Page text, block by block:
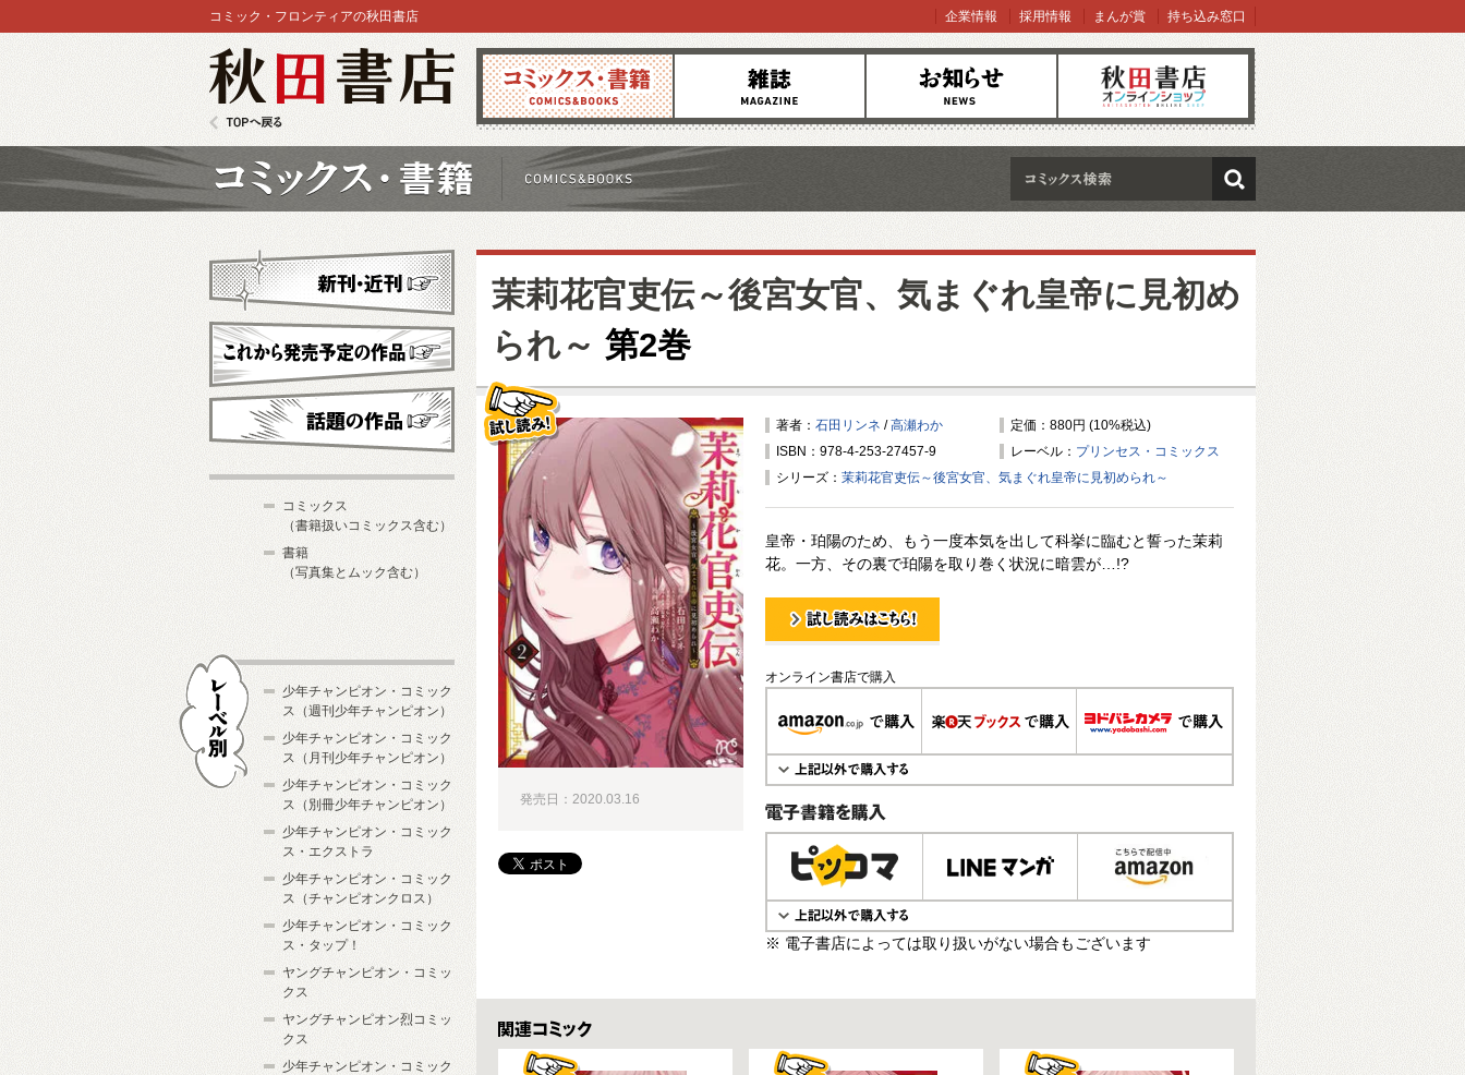
コミックス 雑誌 お知らせ オンラインショップ
コミック・フロンティアの秋田書店 企業情報 採用情報 まんが賞 持ち込み窓口
検索
茉莉花官吏伝～後宮女官、気まぐれ皇帝に見初め
られ～ 第2巻
著者： 石田リンネ /高瀬わか
定価：880円 (10%税込)
ISBN：978-4-253-27457-9
レーベル： プリンセス・コミックス
シリーズ： 茉莉花官吏伝～後宮女官、気まぐれ皇帝に見初められ～
皇帝・珀陽のため、もう一度本気を出して科挙に臨むと誓った茉莉
花。一方、その裏で珀陽を取り巻く状況に暗雲が…!?
試し読み！
オンライン書店で購入
電子書籍で購入
※ 電子書店によっては取り扱いがない場合もございます
発売日：2020.03.16
関連コミックス
新刊・近刊
これから発売予定
コミックス
（書籍扱いコミックス含む）
書籍
（写真集とムック含む）
少年チャンピオン・コミック
ス（週刊少年チャンピオン）
少年チャンピオン・コミック
ス（月刊少年チャンピオン）
少年チャンピオン・コミック
ス（別冊少年チャンピオン）
少年チャンピオン・コミック
ス・エクストラ
少年チャンピオン・コミック
ス（チャンピオンクロス）
少年チャンピオン・コミック
ス・タップ！
ヤングチャンピオン・コミッ
クス
ヤングチャンピオン烈コミッ
クス
少年チャンピオン・コミック